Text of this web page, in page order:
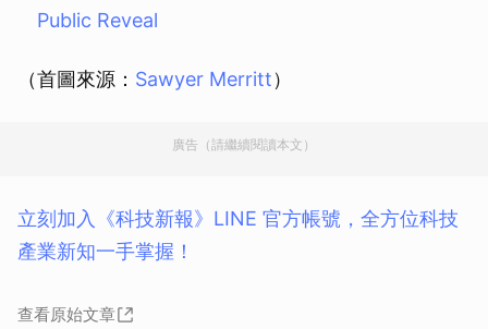
Public Reveal
（首圖來源： Sawyer Merritt）
廣告（請繼續閱讀本文）
立刻加入《科技新報》LINE 官方帳號，全方位科技
產業新知一手掌握！
查看原始文章